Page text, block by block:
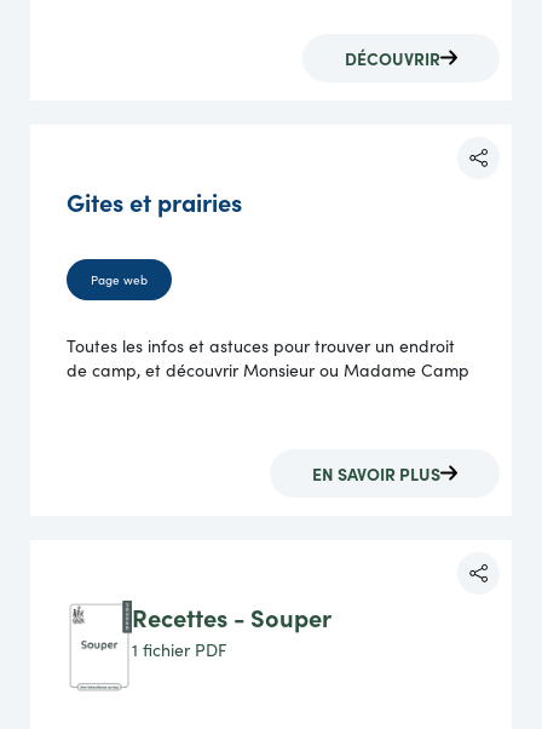
DÉCOUVRIR
Gites et prairies
Page web
Toutes les infos et astuces pour trouver un endroit
de camp, et découvrir Monsieur ou Madame Camp
EN SAVOIR PLUS
Recettes - Souper
1 fichier PDF